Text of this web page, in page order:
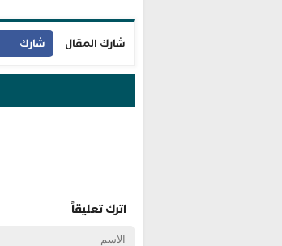
شارك المقال شارك
اترك تعليقاً